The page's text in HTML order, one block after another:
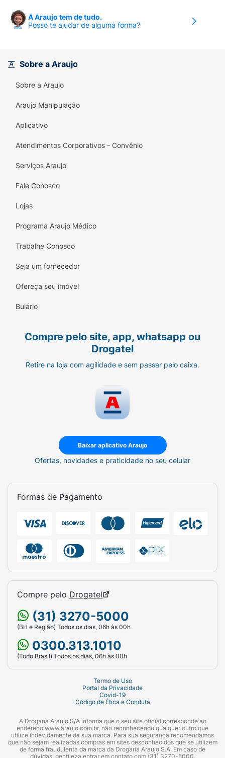
0,5mg, biotina 0,6mg, ácido pantotênico
3,5mg, cobre 7,5mg, ferro 40mg, iodo 0,5mg,
Níveis de garantia:
Proteína Bruta (mín.) 310g/kg - 31,00%
Extrato Etéreo (mín.) 120g/kg - 12,00%
Matéria Mineral (máx.) 85g/kg - 8,50%
Cálcio (mín.) 8.000mg/kg - 0,80%
Fósforo (mín.) 8.000mg/kg - 0,80%
Sódio (mín.) 3.000mg/kg - 0,30%
Metionina (mín.) 6.200mg/kg - 0,62%
Lisina (mín.) 7.500mg/kg - 0,75%
Ômega 6 (mín.) 20g/kg - 2,00%
Ômega 3 (mín.) 1.300mg/kg - 0,13%
Umidade (máx.) 90g/kg - 9,00%
Energia M. do Produto:
Energia Metabolizável 3.800kcal/kg
Quantidade diária recomendada:
2kg - 45g
3kg - 55g
6kg - 90g
7kg - 100g
8kg - 110g
Composição:
Farinha de vísceras de frango (mín. 10%),
farinha de carne e ossos de bovino (mín. 1%),
peixes (mín. 1%), óleo de aves, gordura suína,
óleo de soja refinado hidrogenado¹, grão de
milho², sorgo, arroz quebrado, farelo de soja¹,
A Araujo tem de tudo.
Posso te ajudar de alguma forma?
Sobre a Araujo
Sobre a Araujo
Araujo Manipulação
Aplicativo
Atendimentos Corporativos - Convênio
Serviços Araujo
Fale Conosco
Lojas
Programa Araujo Médico
Trabalhe Conosco
Seja um fornecedor
Ofereça seu imóvel
Bulário
Compre pelo site, app, whatsapp ou
Drogatel
Retire na loja com agilidade e sem passar pelo caixa.
Baixar aplicativo Araujo
Ofertas, novidades e praticidade no seu celular
Formas de Pagamento
Compre pelo Drogatel
(31) 3270-5000
(BH e Região) Todos os dias, 06h às 00h
0300.313.1010
(Todo Brasil) Todos os dias, 06h às 00h
Termo de Uso
Portal da Privacidade
Covid-19
Código de Ética e Conduta
A Drogaria Araujo S/A informa que o seu site oficial corresponde ao
endereço www.araujo.com.br, não reconhecendo qualquer outro que
utilize indevidamente da sua marca. Para sua segurança recomendamos
que não sejam realizadas compras em sites desconhecidos que se utilizem
de forma fraudulenta da marca da Drogaria Araujo S.A. Em caso de
dúvidas, gentileza entrar em contato com (31) 3270-5000.